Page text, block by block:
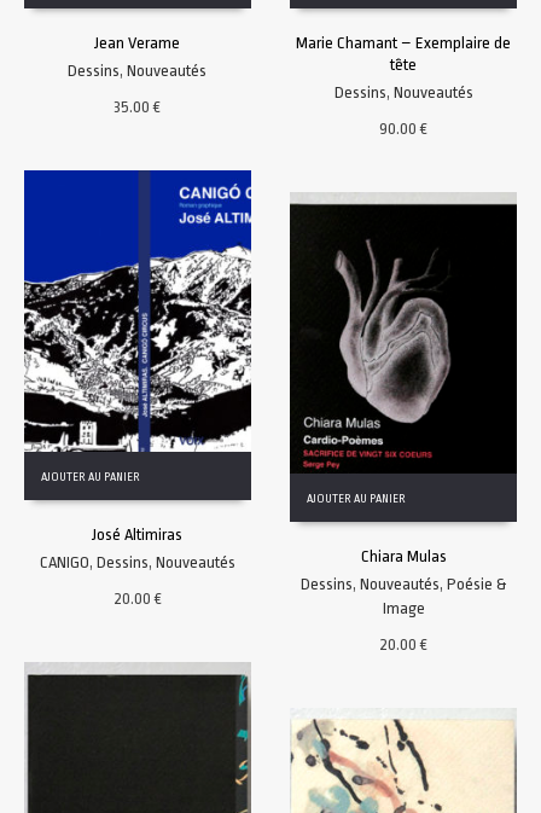
Jean Verame
Dessins,Nouveautés
35.00€
Marie Chamant – Exemplaire de
tête
Dessins, Nouveautés
90.00€
AJOUTER AU PANIER
José Altimiras
CANIGO, Dessins, Nouveautés
20.00€
AJOUTER AU PANIER
Chiara Mulas
Dessins,Nouveautés,Poésie &
Image
20.00€